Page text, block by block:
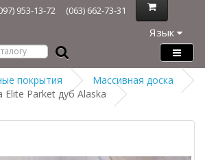
953-13-72 (063) 662-73-31
Язык
покрытия
Массивная доска
Elite Parket дуб Alaska